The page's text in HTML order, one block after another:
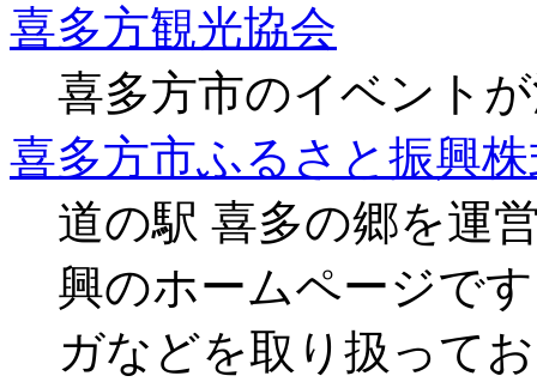
喜多方観光協会
喜多方市のイベント
喜多方市ふるさと振興
道の駅 喜多の郷を運
興のホームページで
ガなどを取り扱って